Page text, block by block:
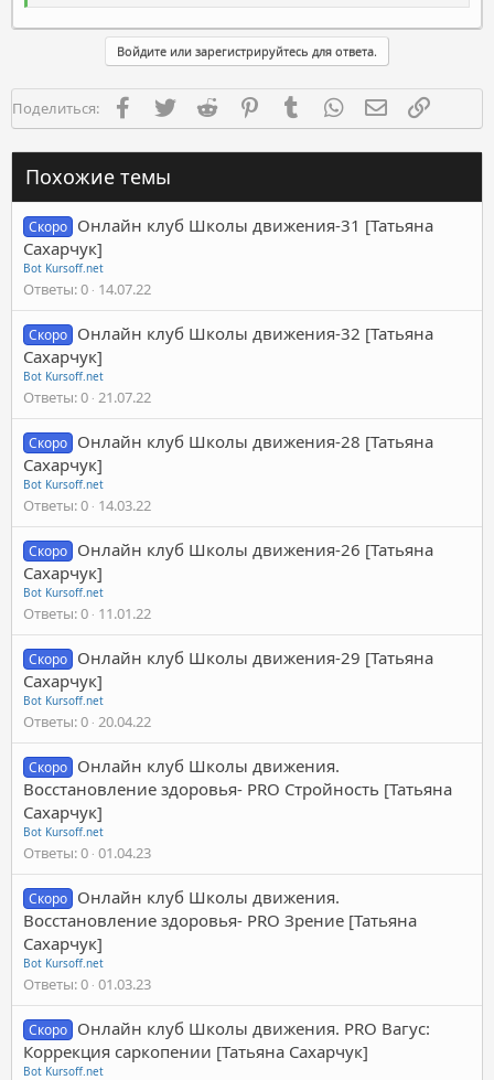
Войдите или зарегистрируйтесь для ответа.
Поделиться: FacebookTwitter Reddit PinterestTumblr WhatsAppЭлектронная
Похожие темы
Скоро Онлайн клуб Школы движения-31 [Татьяна
Сахарчук]
Bot Kursoff.net
Ответы 0 14.07.22
Скоро Онлайн клуб Школы движения-32 [Татьяна
Сахарчук]
Bot Kursoff.net
Ответы 0 21.07.22
Скоро Онлайн клуб Школы движения-28 [Татьяна
Сахарчук]
Bot Kursoff.net
Ответы 0 14.03.22
Скоро Онлайн клуб Школы движения-26 [Татьяна
Сахарчук]
Bot Kursoff.net
Ответы 0 11.01.22
Скоро Онлайн клуб Школы движения-29 [Татьяна
Сахарчук]
Bot Kursoff.net
Ответы 0 20.04.22
Скоро Онлайн клуб Школы движения.
Восстановление здоровья- PRO Стройность [Татьяна
Сахарчук]
Bot Kursoff.net
Ответы 0 01.04.23
Скоро Онлайн клуб Школы движения.
Восстановление здоровья- PRO Зрение [Татьяна
Сахарчук]
Bot Kursoff.net
Ответы 0 01.03.23
Скоро Онлайн клуб Школы движения. PRO Вагус:
Коррекция саркопении [Татьяна Сахарчук]
Bot Kursoff.net